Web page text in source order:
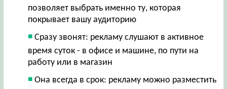
позволяет выбрать именно ту, которая
покрывает вашу аудиторию
Сразу звонят: рекламу слушают в активное
время суток - в офисе и машине, по пути на
работу или в магазин
Она всегда в срок: рекламу можно разместить